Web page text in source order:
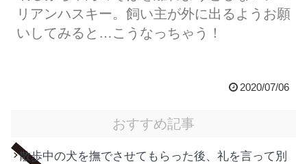
リアンハスキー。飼い主が外に出るようお願
いしてみると…こうなっちゃう！
2020/07/06
おすすめ記事
散歩中の犬を撫でさせてもらった後、礼を言って別